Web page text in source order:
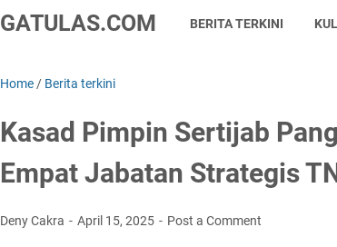
GATULAS.COM BERITA TERKINI
Home / Berita terkini
Kasad Pimpin Sertijab
Empat Jabatan Strategis
Deny Cakra April 15, 2025 Post a Comment